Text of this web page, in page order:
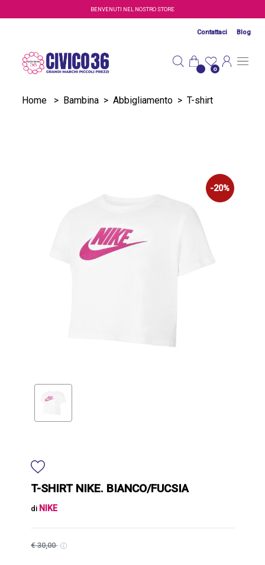
Salta al contenuto principaleBENVENUTI NEL NOSTRO STORE
Contattaci Blog
0
Home > Bambina > Abbigliamento > T-shirt
-20%
T-SHIRT NIKE. BIANCO/FUCSIA
di NIKE
€ 30,00